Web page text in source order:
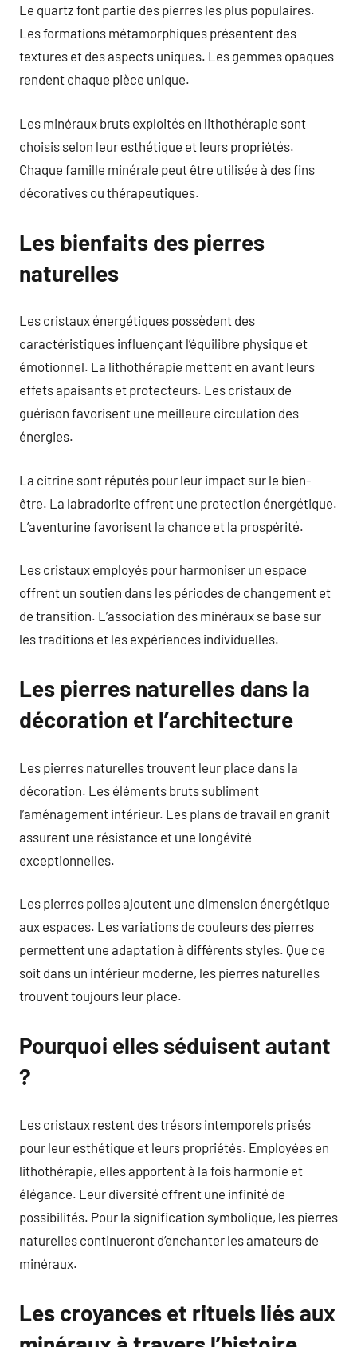
Le quartz font partie des pierres les plus populaires.
Les formations métamorphiques présentent des
textures et des aspects uniques. Les gemmes opaques
rendent chaque pièce unique.
Les minéraux bruts exploités en lithothérapie sont
choisis selon leur esthétique et leurs propriétés.
Chaque famille minérale peut être utilisée à des fins
décoratives ou thérapeutiques.
Les bienfaits des pierres
naturelles
Les cristaux énergétiques possèdent des
caractéristiques influençant l’équilibre physique et
émotionnel. La lithothérapie mettent en avant leurs
effets apaisants et protecteurs. Les cristaux de
guérison favorisent une meilleure circulation des
énergies.
La citrine sont réputés pour leur impact sur le bien-
être. La labradorite offrent une protection énergétique.
L’aventurine favorisent la chance et la prospérité.
Les cristaux employés pour harmoniser un espace
offrent un soutien dans les périodes de changement et
de transition. L’association des minéraux se base sur
les traditions et les expériences individuelles.
Les pierres naturelles dans la
décoration et l’architecture
Les pierres naturelles trouvent leur place dans la
décoration. Les éléments bruts subliment
l’aménagement intérieur. Les plans de travail en granit
assurent une résistance et une longévité
exceptionnelles.
Les pierres polies ajoutent une dimension énergétique
aux espaces. Les variations de couleurs des pierres
permettent une adaptation à différents styles. Que ce
soit dans un intérieur moderne, les pierres naturelles
trouvent toujours leur place.
Pourquoi elles séduisent autant
?
Les cristaux restent des trésors intemporels prisés
pour leur esthétique et leurs propriétés. Employées en
lithothérapie, elles apportent à la fois harmonie et
élégance. Leur diversité offrent une infinité de
possibilités. Pour la signification symbolique, les pierres
naturelles continueront d’enchanter les amateurs de
minéraux.
Les croyances et rituels liés aux